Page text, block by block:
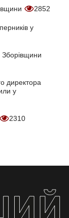
2852
у
Зборівщини
директора
у
2310